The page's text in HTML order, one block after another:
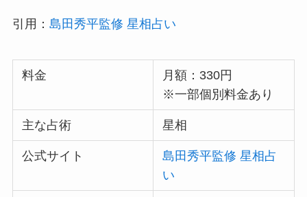
引用： 島田秀平監修 星相占い
料金
月額：330円
※一部個別料金あり
主な占術 星相
公式サイト
島田秀平監修 星相占
い